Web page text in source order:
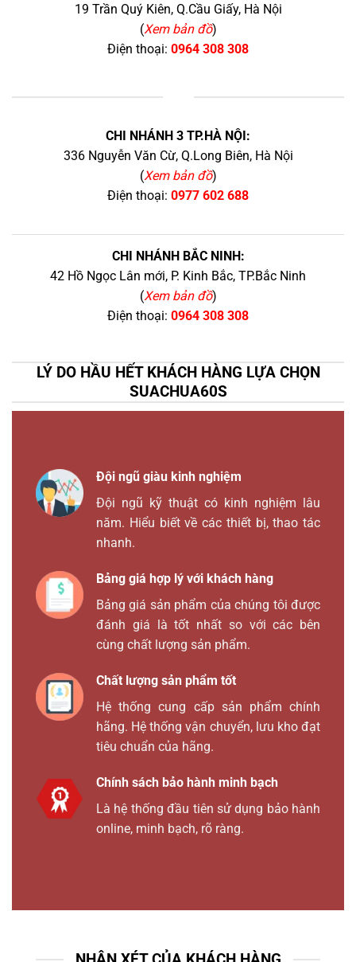
19 Trần Quý Kiên, Q.Cầu Giấy, Hà Nội
(Xem bản đồ)
Điện thoại: 0964 308 308
CHI NHÁNH 3 TP.HÀ NỘI:
336 Nguyễn Văn Cừ, Q.Long Biên, Hà Nội
(Xem bản đồ)
Điện thoại: 0977 602 688
CHI NHÁNH BẮC NINH:
42 Hồ Ngọc Lân mới, P. Kinh Bắc, TP.Bắc Ninh
(Xem bản đồ)
Điện thoại: 0964 308 308
LÝ DO HẦU HẾT KHÁCH HÀNG LỰA CHỌN
SUACHUA60S
Đội ngũ giàu kinh nghiệm
Đội ngũ kỹ thuật có kinh nghiệm lâu
năm. Hiểu biết về các thiết bị, thao tác
nhanh.
Bảng giá hợp lý với khách hàng
Bảng giá sản phẩm của chúng tôi được
đánh giá là tốt nhất so với các bên
cùng chất lượng sản phẩm.
Chất lượng sản phẩm tốt
Hệ thống cung cấp sản phẩm chính
hãng. Hệ thống vận chuyển, lưu kho đạt
tiêu chuẩn của hãng.
Chính sách bảo hành minh bạch
Là hệ thống đầu tiên sử dụng bảo hành
online, minh bạch, rõ ràng.